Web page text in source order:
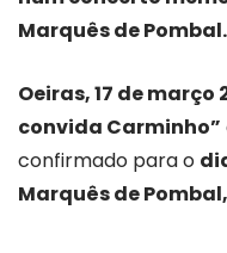
Marquês de Pombal.
Oeiras, 17 de março
convida Carminho”
confirmado para o
Marquês de